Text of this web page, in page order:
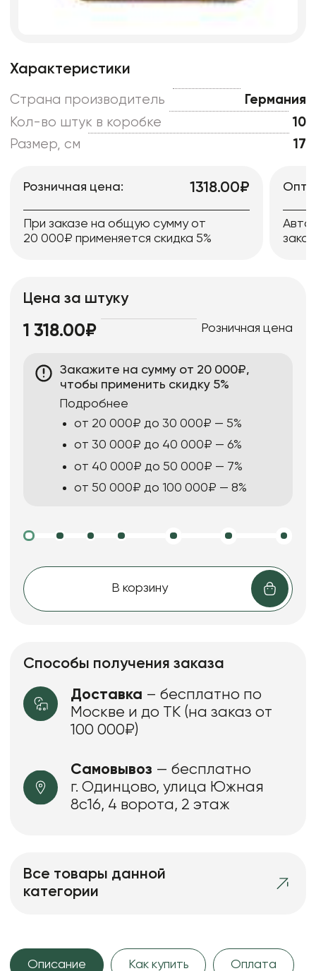
Характеристики
Страна производитель
Германия
Кол-во штук в коробке
10
Размер, см
17
Розничная цена: 1318.00₽
При заказе на общую сумму от
20 000₽ применяется скидка 5%
Цена за штуку
1 318.00₽ Розничная цена
Закажите на сумму от 20 000₽,
чтобы применить скидку 5%
Подробнее
от 20 000₽ до 30 000₽ — 5%
от 30 000₽ до 40 000₽ — 6%
от 40 000₽ до 50 000₽ — 7%
от 50 000₽ до 100 000₽ — 8%
В корзину
Способы получения заказа
Доставка – бесплатно по
Москве и до ТК (на заказ от
100 000₽)
Самовывоз — бесплатно
г. Одинцово, улица Южная
8с16, 4 ворота, 2 этаж
Все товары данной
категории
Описание Как купить Оплата